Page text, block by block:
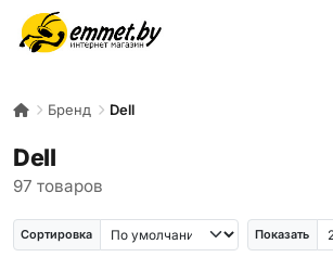
Бренд Dell
Dell
97 товаров
Сортировка Показать